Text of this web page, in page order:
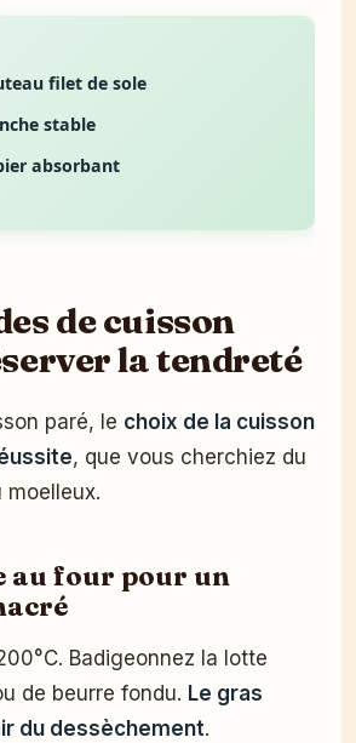
filet de sole
stable
absorbant
de cuisson
la tendreté
paré, le choix de la cuisson
, que vous cherchiez du
moelleux.
au four pour un
Badigeonnez la lotte
de beurre fondu. Le gras
du dessèchement.